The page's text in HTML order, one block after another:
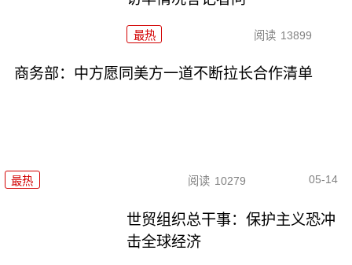
最热 阅读 13899
商务部：中方愿同美方一道不断拉长合作清单
最热 阅读 10279 05-14
世贸组织总干事：保护主义恐冲
击全球经济